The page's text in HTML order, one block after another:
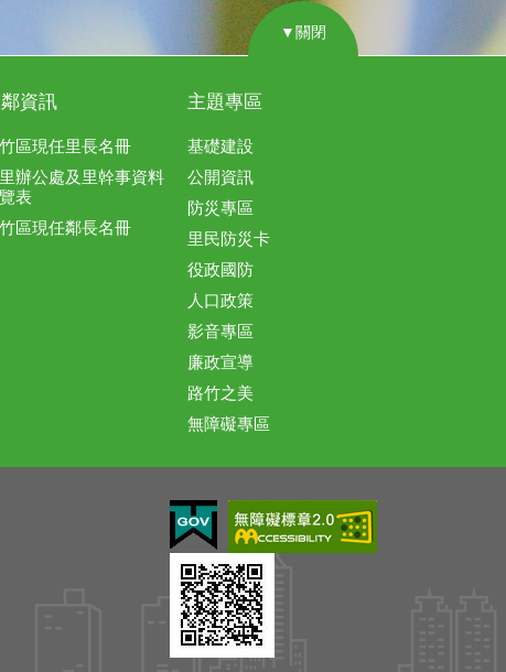
▼關閉
資訊
區現任里長名冊
辦公處及里幹事資料
表
區現任鄰長名冊
主題專區
基礎建設
公開資訊
防災專區
里民防災卡
役政國防
人口政策
影音專區
廉政宣導
路竹之美
無障礙專區